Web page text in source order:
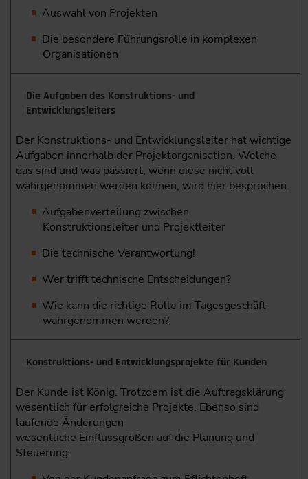
Auswahl von Projekten
Die besondere Führungsrolle in komplexen
Organisationen
Die Aufgaben des Konstruktions- und
Entwicklungsleiters
Der Konstruktions- und Entwicklungsleiter hat wichtige
Aufgaben innerhalb der Projektorganisation. Welche
das sind und was passiert, wenn diese nicht voll
wahrgenommen werden können, wird hier besprochen.
Aufgabenverteilung zwischen
Konstruktionsleiter und Projektleiter
Die technische Verantwortung!
Wer trifft technische Entscheidungen?
Wie kann die richtige Rolle im Tagesgeschäft
wahrgenommen werden?
Konstruktions- und Entwicklungsprojekte für Kunden
Der Kunde ist König. Trotzdem ist die Auftragsklärung
wesentlich für erfolgreiche Projekte. Ebenso sind
laufende Änderungen
wesentliche Einflussgrößen auf die Planung und
Steuerung.